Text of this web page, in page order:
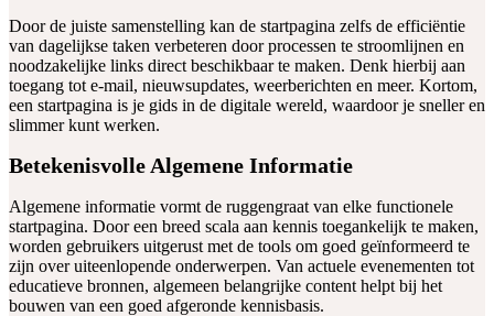
Door de juiste samenstelling kan de startpagina zelfs de efficiëntie
van dagelijkse taken verbeteren door processen te stroomlijnen en
noodzakelijke links direct beschikbaar te maken. Denk hierbij aan
toegang tot e-mail, nieuwsupdates, weerberichten en meer. Kortom,
een startpagina is je gids in de digitale wereld, waardoor je sneller en
slimmer kunt werken.
Betekenisvolle Algemene Informatie
Algemene informatie vormt de ruggengraat van elke functionele
startpagina. Door een breed scala aan kennis toegankelijk te maken,
worden gebruikers uitgerust met de tools om goed geïnformeerd te
zijn over uiteenlopende onderwerpen. Van actuele evenementen tot
educatieve bronnen, algemeen belangrijke content helpt bij het
bouwen van een goed afgeronde kennisbasis.